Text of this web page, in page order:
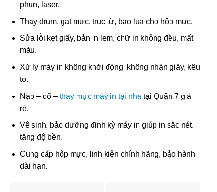
phun, laser.
Thay drum, gạt mực, trục từ, bao lụa cho hộp mực.
Sửa lỗi kẹt giấy, bản in lem, chữ in không đều, mất
màu.
Xử lý máy in không khởi động, không nhận giấy, kêu
to.
Nạp – đổ – thay mực máy in tại nhà tại Quận 7 giá
rẻ.
Vệ sinh, bảo dưỡng định kỳ máy in giúp in sắc nét,
tăng độ bền.
Cung cấp hộp mực, linh kiện chính hãng, bảo hành
dài hạn.